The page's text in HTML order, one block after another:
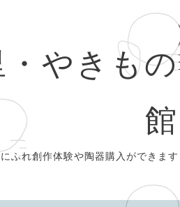
やきもの
館
ふれ創作体験や陶器購入ができます